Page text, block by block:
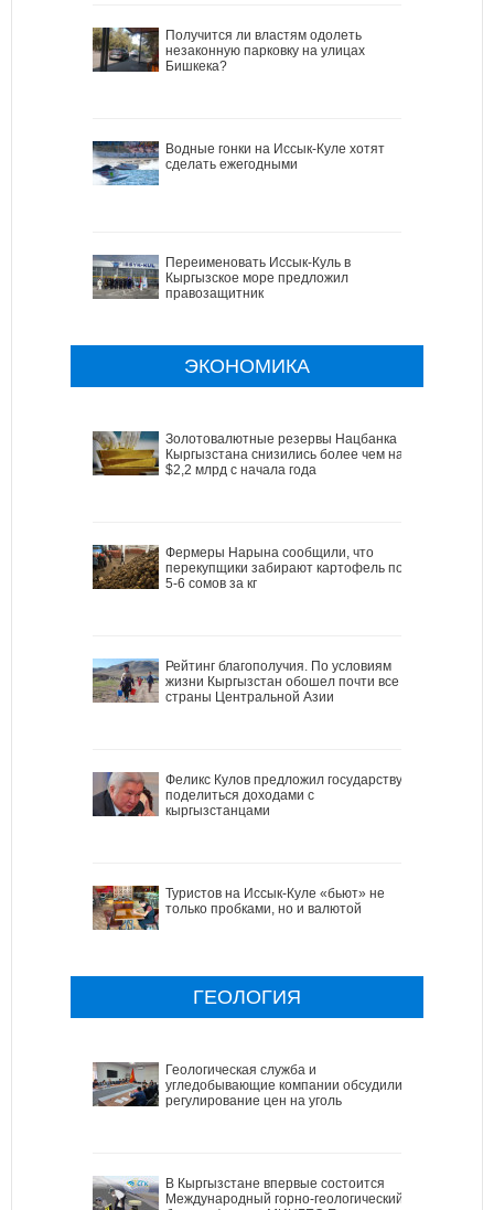
Получится ли властям одолеть
незаконную парковку на улицах
Бишкека?
Водные гонки на Иссык-Куле хотят
сделать ежегодными
Переименовать Иссык-Куль в
Кыргызское море предложил
правозащитник
ЭКОНОМИКА
Золотовалютные резервы Нацбанка
Кыргызстана снизились более чем на
$2,2 млрд с начала года
Фермеры Нарына сообщили, что
перекупщики забирают картофель по
5-6 сомов за кг
Рейтинг благополучия. По условиям
жизни Кыргызстан обошел почти все
страны Центральной Азии
Феликс Кулов предложил государству
поделиться доходами с
кыргызстанцами
Туристов на Иссык-Куле «бьют» не
только пробками, но и валютой
ГЕОЛОГИЯ
Геологическая служба и
угледобывающие компании обсудили
регулирование цен на уголь
В Кыргызстане впервые состоится
Международный горно-геологический